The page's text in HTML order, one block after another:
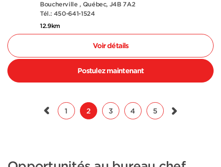
Boucherville , Québec, J4B 7A2
Tél.: 450-641-1524
12.9km
Voir détails
Postulez maintenant
1 2 3 4 5